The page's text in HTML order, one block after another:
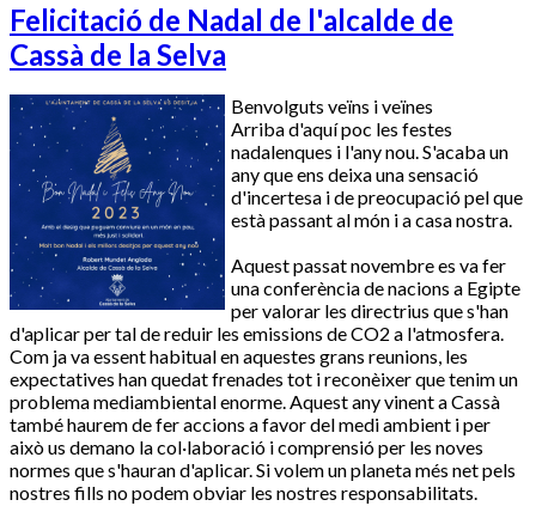
Felicitació de Nadal de l'alcalde de
Cassà de la Selva
Benvolguts veïns i veïnes
Arriba d'aquí poc les festes
nadalenques i l'any nou. S'acaba un
any que ens deixa una sensació
d'incertesa i de preocupació pel que
està passant al món i a casa nostra.
Aquest passat novembre es va fer
una conferència de nacions a Egipte
per valorar les directrius que s'han
d'aplicar per tal de reduir les emissions de CO2 a l'atmosfera.
Com ja va essent habitual en aquestes grans reunions, les
expectatives han quedat frenades tot i reconèixer que tenim un
problema mediambiental enorme. Aquest any vinent a Cassà
també haurem de fer accions a favor del medi ambient i per
això us demano la col·laboració i comprensió per les noves
normes que s'hauran d'aplicar. Si volem un planeta més net pels
nostres fills no podem obviar les nostres responsabilitats.